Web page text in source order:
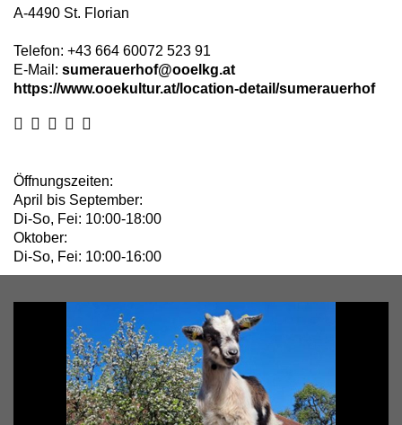
A-4490 St. Florian
Telefon: +43 664 60072 523 91
E-Mail: sumerauerhof@ooelkg.at
https://www.ooekultur.at/location-detail/sumerauerhof
Öffnungszeiten:
April bis September:
Di-So, Fei: 10:00-18:00
Oktober:
Di-So, Fei: 10:00-16:00